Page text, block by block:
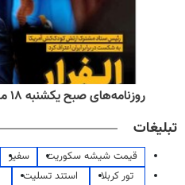
روزنامه‌های صبح یکشنبه ۱۸ مرداد ۱۴۰۵
تبلیغات
قیمت شیشه سکوریت سفیر
تور کربلا
استند تسلیت